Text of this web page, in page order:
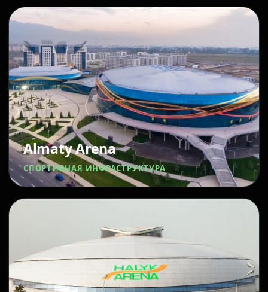
Almaty Arena
СПОРТИВНАЯ ИНФРАСТРУКТУРА